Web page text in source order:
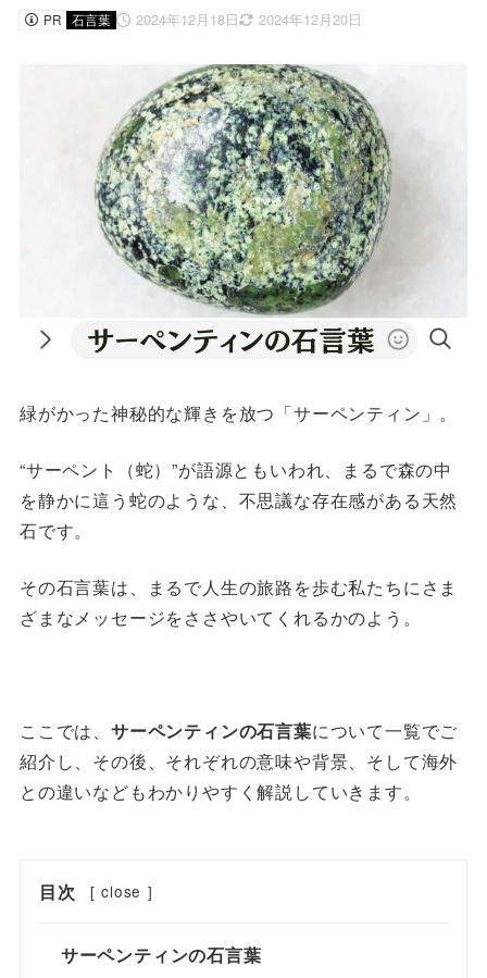
PR 2024年12月18日 2024年12月20日
石言葉
緑がかった神秘的な輝きを放つ「サーペンティン」。
“サーペント（蛇）”が語源ともいわれ、まるで森の中
を静かに這う蛇のような、不思議な存在感がある天然
石です。
その石言葉は、まるで人生の旅路を歩む私たちにさま
ざまなメッセージをささやいてくれるかのよう。
ここでは、 サーペンティンの石言葉について一覧でご
紹介し、その後、それぞれの意味や背景、そして海外
との違いなどもわかりやすく解説していきます。
目次 [ close ]
サーペンティンの石言葉